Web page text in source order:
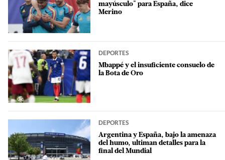
mayúsculo" para España, dice
Merino
DEPORTES
Mbappé y el insuficiente consuelo de
la Bota de Oro
DEPORTES
Argentina y España, bajo la amenaza
del humo, ultiman detalles para la
final del Mundial